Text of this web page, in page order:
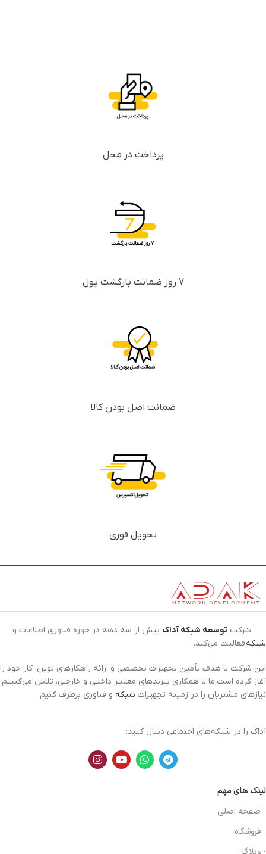
پرداخت در محل
7 روز ضمانت بازگشت پول
ضمانت اصل بودن کالا
تحویل فوری
شرکت توسعه شبکه آداک بیش از سه دهه در حوزه فناوری اطلاعات و
شبکهفعالیت می‌کند.
این شرکت با هدف تأمین تجهیزات تخصصی و ارائه راهکارهای نوین، کار خود را
آغاز کرده است.ما با همکاری بــرندهای معتبـر داخلـی و خارجـی، تلاش می‌کنیــم
نیازهای مشتریان را در زمینه تجهیزات شبکه و فناوری برطرف کنیم.
آداک را در شبکه‌های اجتماعی دنبال کنید:
لینک های مهم
- صفحه اصلی
- فروشگاه